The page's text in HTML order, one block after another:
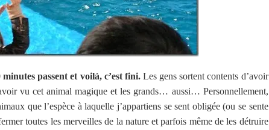
passent et voilà, c’est fini.Les gens sortent contents d’avoir
vu cet animal magique et les grands… aussi… Personnellement,
que l’espèce à laquelle j’appartiens se sent obligée (ou se sente
toutes les merveilles de la nature et parfois même de les détruire